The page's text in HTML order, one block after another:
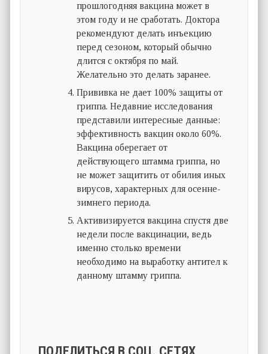
прошлогодняя вакцина может в
этом году и не сработать. Доктора
рекомендуют делать инъекцию
перед сезоном, который обычно
длится с октября по май.
Желательно это делать заранее.
Прививка не дает 100% защиты от
гриппа. Недавние исследования
представили интересные данные:
эффективность вакцин около 60%.
Вакцина оберегает от
действующего штамма гриппа, но
не может защитить от обилия иных
вирусов, характерных для осенне-
зимнего периода.
Активизируется вакцина спустя две
недели после вакцинации, ведь
именно столько времени
необходимо на выработку антител к
данному штамму гриппа.